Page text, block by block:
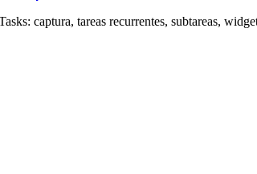
captura, tareas recurrentes, subtareas,